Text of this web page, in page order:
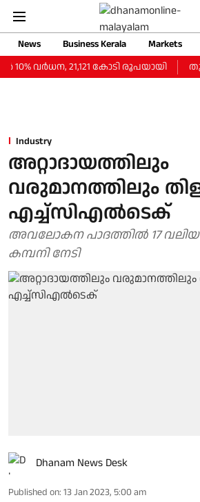
News Business Kerala Markets
21,121 കോടി രൂപയായി
Industry
അറ്റാദായത്തിലും
വരുമാനത്തിലും
എച്ച്സിഎല്‍ടെക്
അവലോകന പാദത്തില്‍ 17
കമ്പനി നേടി
Dhanam News Desk
Published on: 13 Jan 2023, 5:00 am